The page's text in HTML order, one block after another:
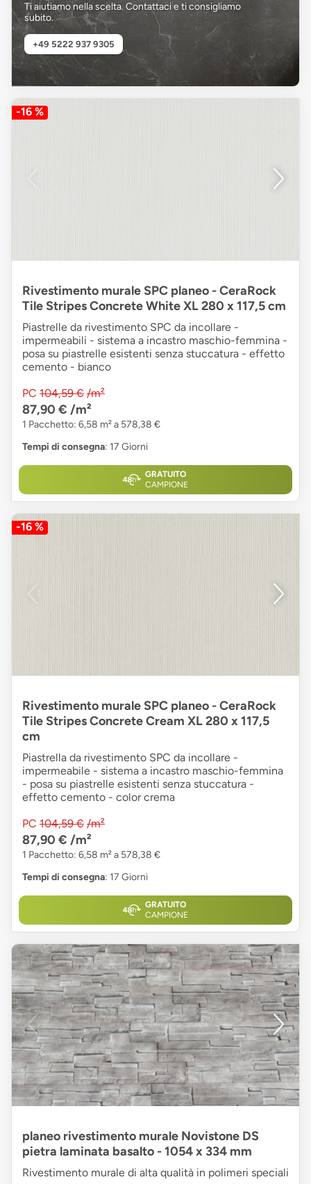
Ti aiutiamo nella scelta. Contattaci e ti consigliamo
subito.
+49 5222 937 9305
-16 %
Rivestimento murale SPC planeo - CeraRock
Tile Stripes Concrete White XL 280 x 117,5 cm
Piastrelle da rivestimento SPC da incollare -
impermeabili - sistema a incastro maschio-femmina -
posa su piastrelle esistenti senza stuccatura - effetto
cemento - bianco
PC 104,59 € /m²
87,90 € /m²
1 Pacchetto: 6,58 m² a 578,38 €
Tempi di consegna: 17 Giorni
GRATUITO
CAMPIONE
-16 %
Rivestimento murale SPC planeo - CeraRock
Tile Stripes Concrete Cream XL 280 x 117,5
cm
Piastrella da rivestimento SPC da incollare -
impermeabile - sistema a incastro maschio-femmina
- posa su piastrelle esistenti senza stuccatura -
effetto cemento - color crema
PC 104,59 € /m²
87,90 € /m²
1 Pacchetto: 6,58 m² a 578,38 €
Tempi di consegna: 17 Giorni
GRATUITO
CAMPIONE
planeo rivestimento murale Novistone DS
pietra laminata basalto - 1054 x 334 mm
Rivestimento murale di alta qualità in polimeri speciali